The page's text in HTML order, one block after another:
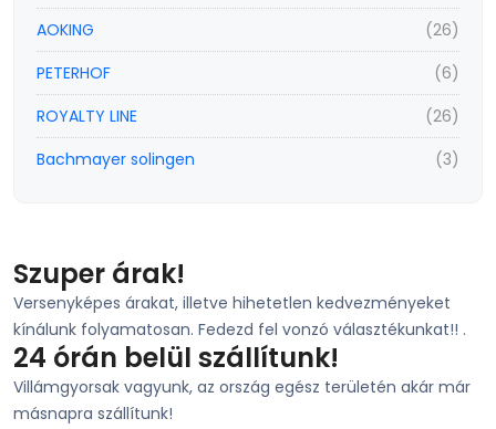
AOKING
(26)
PETERHOF
(6)
ROYALTY LINE
(26)
Bachmayer solingen
(3)
Szuper árak!
Versenyképes árakat, illetve hihetetlen kedvezményeket
kínálunk folyamatosan. Fedezd fel vonzó választékunkat!! .
24 órán belül szállítunk!
Villámgyorsak vagyunk, az ország egész területén akár már
másnapra szállítunk!